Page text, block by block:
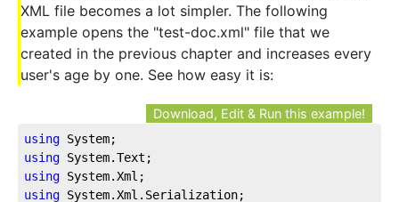
XML file becomes a lot simpler. The following
example opens the "test-doc.xml" file that we
created in the previous chapter and increases every
user's age by one. See how easy it is:
Download, Edit & Run this example!
using
using
using
using System.Xml.Serialization;